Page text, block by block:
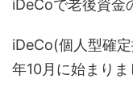
iDeCoで老後資金
iDeCo(個人型確
年10月に始まりま